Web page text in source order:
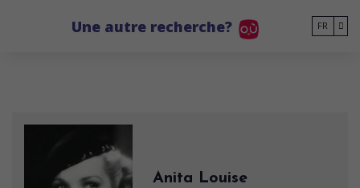
Une autre recherche? FR
Anita Louise